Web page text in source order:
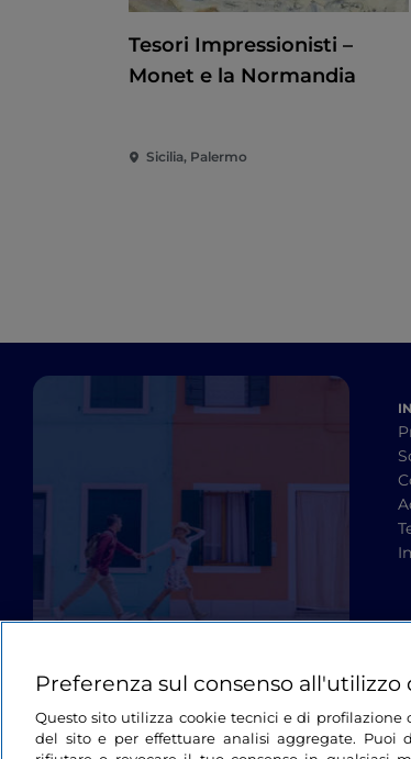
Tesori Impressionisti –
Monet e la Normandia
Sicilia, Palermo
Preferenza sul consenso all'utilizzo
Questo sito utilizza cookie tecnici e di
del sito e per effettuare analisi aggregate. Puoi